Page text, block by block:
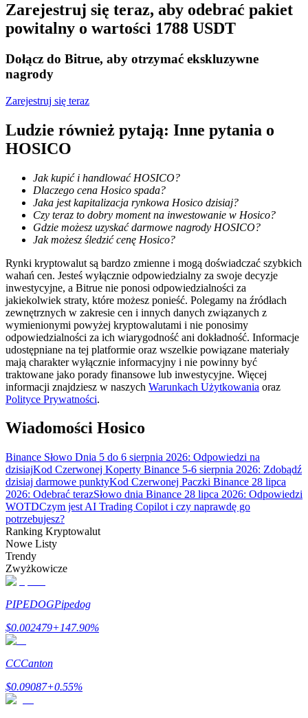
Zostań traderem kopiującym
Ciesz się podziałem zysków i prowizjami z kopiowania
Informacja
Analiza Big Data, w tym informacje handlowe itp.
Przewodnik
Przewodnik dla początkujących dotyczący kontraktów futures
Strategie handlowe
Zarejestruj się teraz, aby odebrać pakiet
powitalny o wartości 1788 USDT
Dołącz do Bitrue, aby otrzymać ekskluzywne
nagrody
Zarejestruj się teraz
Ludzie również pytają: Inne pytania o
HOSICO
Jak kupić i handlować HOSICO?
Dlaczego cena Hosico spada?
Jaka jest kapitalizacja rynkowa Hosico dzisiaj?
Czy teraz to dobry moment na inwestowanie w Hosico?
Gdzie możesz uzyskać darmowe nagrody HOSICO?
Jak możesz śledzić cenę Hosico?
Rynki kryptowalut są bardzo zmienne i mogą doświadczać szybkich
wahań cen. Jesteś wyłącznie odpowiedzialny za swoje decyzje
inwestycyjne, a Bitrue nie ponosi odpowiedzialności za
jakiekolwiek straty, które możesz ponieść. Polegamy na źródłach
zewnętrznych w zakresie cen i innych danych związanych z
wymienionymi powyżej kryptowalutami i nie ponosimy
odpowiedzialności za ich wiarygodność ani dokładność. Informacje
udostępniane na tej platformie oraz wszelkie powiązane materiały
mają charakter wyłącznie informacyjny i nie powinny być
traktowane jako porady finansowe lub inwestycyjne. Więcej
informacji znajdziesz w naszych Warunkach Użytkowania oraz
Polityce Prywatności.
Wiadomości Hosico
Binance Słowo Dnia 5 do 6 sierpnia 2026: Odpowiedzi na
dzisiajKod Czerwonej Koperty Binance 5-6 sierpnia 2026: Zdobądź
dzisiaj darmowe punktyKod Czerwonej Paczki Binance 28 lipca
2026: Odebrać terazSłowo dnia Binance 28 lipca 2026: Odpowiedzi
WOTDCzym jest AI Trading Copilot i czy naprawdę go
potrzebujesz?
Ranking Kryptowalut
Nowe Listy
Trendy
Zwyżkowicze
PIPEDOGPipedog
$0.002479+147.90%
CCCanton
$0.09087+0.55%